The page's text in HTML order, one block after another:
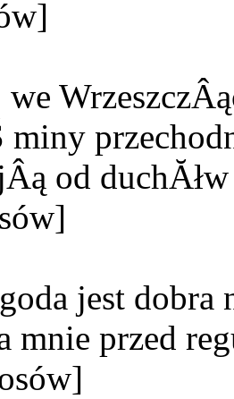
we
miny
od
jest
mnie przed